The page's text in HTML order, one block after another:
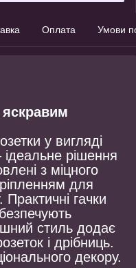
Оплата Умови
яскравим
у вигляді
рішення
з міцного
для
Практичні гачки
стиль додає
і дрібниць.
декору.